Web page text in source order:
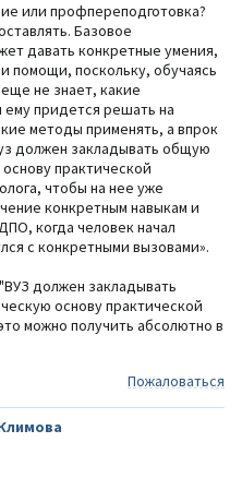
или профпереподготовка?
Базовое
давать конкретные умения,
помощи, поскольку, обучаясь
не знает, какие
придется решать на
методы применять, а впрок
должен закладывать общую
практической
чтобы на нее уже
конкретным навыкам и
когда человек начал
с конкретными вызовами».
должен закладывать
основу практической
можно получить абсолютно в
Пожаловаться